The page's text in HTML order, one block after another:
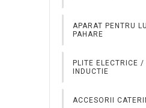
APARAT PENTRU
PAHARE
PLITE ELECTRICE /
INDUCTIE
ACCESORII